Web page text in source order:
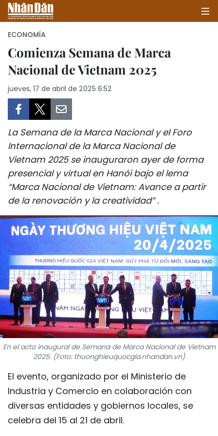
INICIO
POLÍTICA
SOCIEDAD
SALUD - MEDIO AMBIENTE
CULTURA - ENTRETENIMIENTO
INTERNACIONAL
DEPORTES
VIAJES
PUENTE DE AMISTAD
HISTORIAS MULTIMEDIA
FOTOGRAFÍA
¿QUIÉNES SOMOS?
TIẾNG VIỆT
ENGLISH
中文
ECONOMÍA
Comienza Semana de Marca
Nacional de Vietnam 2025
jueves, 17 de abril de 2025 6:52
La Semana de la Marca Nacional y el Foro
Internacional de la Marca Nacional de
Vietnam 2025 se inauguraron ayer de forma
presencial y virtual en Hanói bajo el lema
“Marca Nacional de Vietnam: Avance a partir
de la renovación y la creatividad” .
En el acto inaugural de Semana de Marca Nacional de Vietnam
2025. (Foto: thuonghieuquocgia.nhandan.vn)
El evento, organizado por el Ministerio de
Industria y Comercio en colaboración con
diversas entidades y gobiernos locales, se
celebra del 15 al 21 de abril.